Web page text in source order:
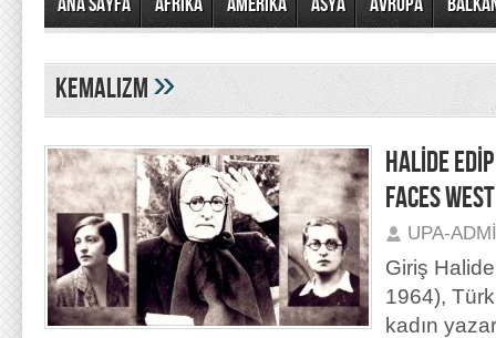
kemalizm»
HALİDE
FACES
UPA-
Giriş
1964),
kadın